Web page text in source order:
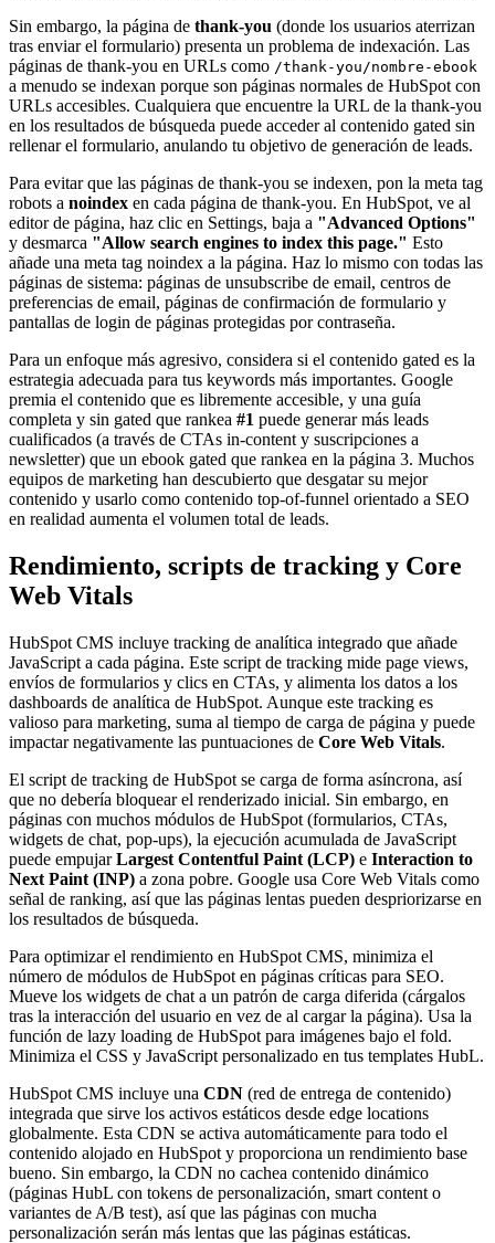
Sin embargo, la página de thank-you (donde los usuarios aterrizan
tras enviar el formulario) presenta un problema de indexación. Las
páginas de thank-you en URLs como /thank-you/nombre-ebook
a menudo se indexan porque son páginas normales de HubSpot con
URLs accesibles. Cualquiera que encuentre la URL de la thank-you
en los resultados de búsqueda puede acceder al contenido gated sin
rellenar el formulario, anulando tu objetivo de generación de leads.
Para evitar que las páginas de thank-you se indexen, pon la meta tag
robots a noindex en cada página de thank-you. En HubSpot, ve al
editor de página, haz clic en Settings, baja a "Advanced Options"
y desmarca "Allow search engines to index this page." Esto
añade una meta tag noindex a la página. Haz lo mismo con todas las
páginas de sistema: páginas de unsubscribe de email, centros de
preferencias de email, páginas de confirmación de formulario y
pantallas de login de páginas protegidas por contraseña.
Para un enfoque más agresivo, considera si el contenido gated es la
estrategia adecuada para tus keywords más importantes. Google
premia el contenido que es libremente accesible, y una guía
completa y sin gated que rankea #1 puede generar más leads
cualificados (a través de CTAs in-content y suscripciones a
newsletter) que un ebook gated que rankea en la página 3. Muchos
equipos de marketing han descubierto que desgatar su mejor
contenido y usarlo como contenido top-of-funnel orientado a SEO
en realidad aumenta el volumen total de leads.
Rendimiento, scripts de tracking y Core
Web Vitals
HubSpot CMS incluye tracking de analítica integrado que añade
JavaScript a cada página. Este script de tracking mide page views,
envíos de formularios y clics en CTAs, y alimenta los datos a los
dashboards de analítica de HubSpot. Aunque este tracking es
valioso para marketing, suma al tiempo de carga de página y puede
impactar negativamente las puntuaciones de Core Web Vitals.
El script de tracking de HubSpot se carga de forma asíncrona, así
que no debería bloquear el renderizado inicial. Sin embargo, en
páginas con muchos módulos de HubSpot (formularios, CTAs,
widgets de chat, pop-ups), la ejecución acumulada de JavaScript
puede empujarLargest Contentful Paint (LCP) e Interaction to
Next Paint (INP) a zona pobre. Google usa Core Web Vitals como
señal de ranking, así que las páginas lentas pueden despriorizarse en
los resultados de búsqueda.
Para optimizar el rendimiento en HubSpot CMS, minimiza el
número de módulos de HubSpot en páginas críticas para SEO.
Mueve los widgets de chat a un patrón de carga diferida (cárgalos
tras la interacción del usuario en vez de al cargar la página). Usa la
función de lazy loading de HubSpot para imágenes bajo el fold.
Minimiza el CSS y JavaScript personalizado en tus templates HubL.
HubSpot CMS incluye una CDN (red de entrega de contenido)
integrada que sirve los activos estáticos desde edge locations
globalmente. Esta CDN se activa automáticamente para todo el
contenido alojado en HubSpot y proporciona un rendimiento base
bueno. Sin embargo, la CDN no cachea contenido dinámico
(páginas HubL con tokens de personalización, smart content o
variantes de A/B test), así que las páginas con mucha
personalización serán más lentas que las páginas estáticas.